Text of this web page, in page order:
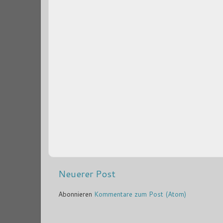
Neuerer Post
Abonnieren Kommentare zum Post (Atom)